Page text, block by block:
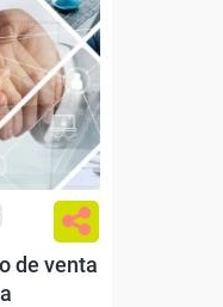
de venta